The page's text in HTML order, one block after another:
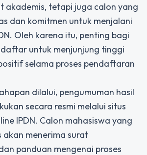
akademis, tetapi juga calon yang
dan komitmen untuk menjalani
Oleh karena itu, penting bagi
untuk menjunjung tinggi
selama proses pendaftaran
dilalui, pengumuman hasil
secara resmi melalui situs
IPDN. Calon mahasiswa yang
menerima surat
panduan mengenai proses